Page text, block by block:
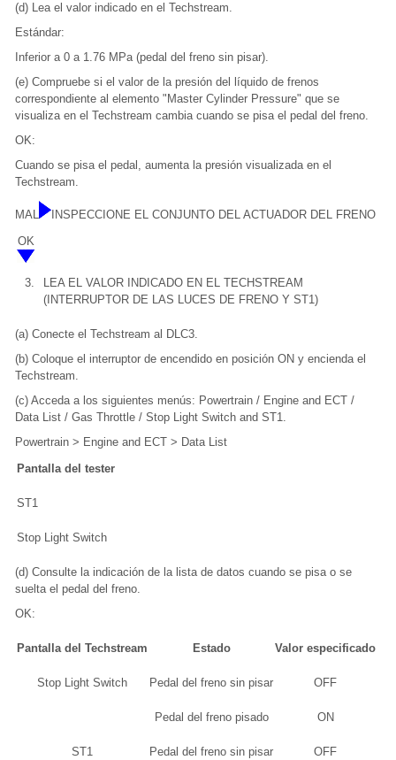
(d) Lea el valor indicado en el Techstream.
Estándar:
Inferior a 0 a 1.76 MPa (pedal del freno sin pisar).
(e) Compruebe si el valor de la presión del líquido de frenos
correspondiente al elemento "Master Cylinder Pressure" que se
visualiza en el Techstream cambia cuando se pisa el pedal del freno.
OK:
Cuando se pisa el pedal, aumenta la presión visualizada en el
Techstream.
MAL
INSPECCIONE EL CONJUNTO DEL ACTUADOR DEL FRENO
OK
3.
LEA EL VALOR INDICADO EN EL TECHSTREAM
(INTERRUPTOR DE LAS LUCES DE FRENO Y ST1)
(a) Conecte el Techstream al DLC3.
(b) Coloque el interruptor de encendido en posición ON y encienda el
Techstream.
(c) Acceda a los siguientes menús: Powertrain / Engine and ECT /
Data List / Gas Throttle / Stop Light Switch and ST1.
Powertrain > Engine and ECT > Data List
Pantalla del tester
ST1
Stop Light Switch
(d) Consulte la indicación de la lista de datos cuando se pisa o se
suelta el pedal del freno.
OK:
Pantalla del Techstream Estado Valor especificado
Stop Light Switch Pedal del freno sin pisar OFF
Pedal del freno pisado ON
ST1 Pedal del freno sin pisar OFF